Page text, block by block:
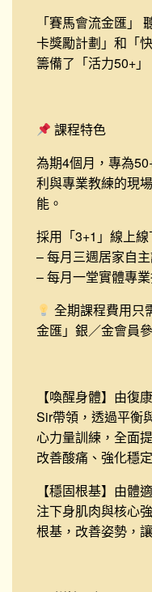
「賽馬會流金匯」
卡獎勵計劃」和「
籌備了「活力50+
課程特色
為期4個月，專為
利與專業教練的現
能。
採用「3+1」線上線
– 每月三週居家自
– 每月一堂實體專
全期課程費用只
金匯」銀／金會員
【喚醒身體】由復
Sir帶領，透過平衡
心力量訓練，全面
改善酸痛、強化穩
【穩固根基】由體
注下身肌肉與核心
根基，改善姿勢，